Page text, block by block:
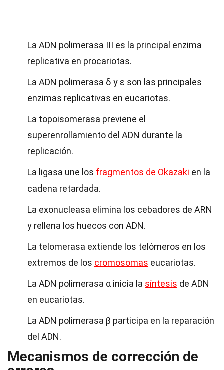
La ADN polimerasa III es la principal enzima
replicativa en procariotas.
La ADN polimerasa δ y ε son las principales
enzimas replicativas en eucariotas.
La topoisomerasa previene el
superenrollamiento del ADN durante la
replicación.
La ligasa une los fragmentos de Okazaki en la
cadena retardada.
La exonucleasa elimina los cebadores de ARN
y rellena los huecos con ADN.
La telomerasa extiende los telómeros en los
extremos de los cromosomas eucariotas.
La ADN polimerasa α inicia la síntesis de ADN
en eucariotas.
La ADN polimerasa β participa en la reparación
del ADN.
Mecanismos de corrección de